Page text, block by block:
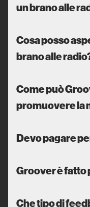
un brano alle
Cosa posso
brano alle
Come può
promuovere la
Devo pagare
Groover è
Che tipo di